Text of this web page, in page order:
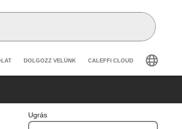
navigation
DOLGOZZ VELÜNK CALEFFI CLOUD
Ugrás